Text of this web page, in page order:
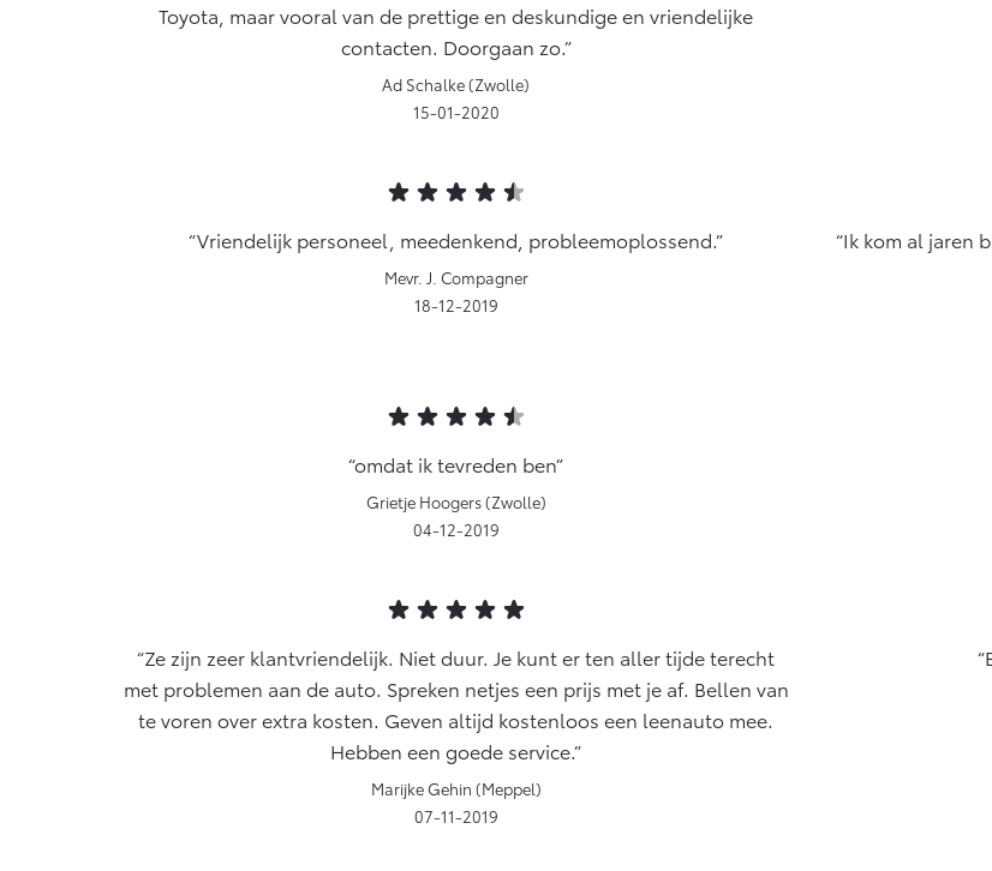
Toyota, maar vooral van de prettige en deskundige en vriendelijke
contacten. Doorgaan zo.
Ad Schalke (Zwolle)
15-01-2020
Vriendelijk personeel, meedenkend, probleemoplossend.
Mevr. J. Compagner
18-12-2019
Ik kom al jaren
omdat ik tevreden ben
Grietje Hoogers (Zwolle)
04-12-2019
Ze zijn zeer klantvriendelijk. Niet duur. Je kunt er ten aller tijde terecht
met problemen aan de auto. Spreken netjes een prijs met je af. Bellen van
te voren over extra kosten. Geven altijd kostenloos een leenauto mee.
Hebben een goede service.
Marijke Gehin (Meppel)
07-11-2019